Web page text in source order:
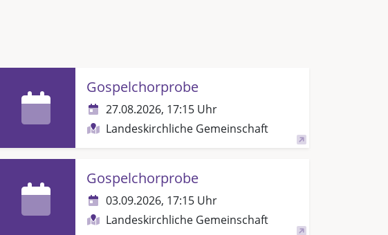
Gospelchorprobe
27.08.2026, 17:15 Uhr
Landeskirchliche Gemeinschaft
Gospelchorprobe
03.09.2026, 17:15 Uhr
Landeskirchliche Gemeinschaft